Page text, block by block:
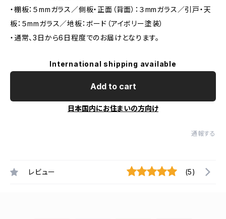
・棚板：５mmガラス／側板・正面（背面）：３mmガラス／引戸・天
板：５mmガラス／地板：ボード（アイボリー塗装）
・通常、3日から6日程度でのお届けとなります。
International shipping available
Add to cart
日本国内にお住まいの方向け
通報する
レビュー (5)